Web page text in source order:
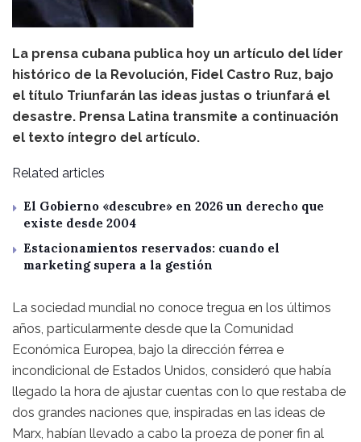
La prensa cubana publica hoy un artículo del líder
histórico de la Revolución, Fidel Castro Ruz, bajo
el título Triunfarán las ideas justas o triunfará el
desastre. Prensa Latina transmite a continuación
el texto íntegro del artículo.
Related articles
El Gobierno «descubre» en 2026 un derecho que
existe desde 2004
Estacionamientos reservados: cuando el
marketing supera a la gestión
La sociedad mundial no conoce tregua en los últimos
años, particularmente desde que la Comunidad
Económica Europea, bajo la dirección férrea e
incondicional de Estados Unidos, consideró que había
llegado la hora de ajustar cuentas con lo que restaba de
dos grandes naciones que, inspiradas en las ideas de
Marx, habían llevado a cabo la proeza de poner fin al